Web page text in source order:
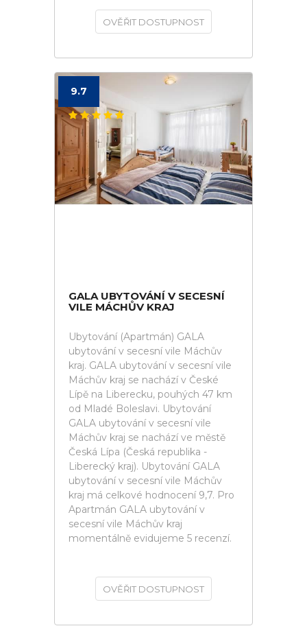
OVĚŘIT DOSTUPNOST
9.7
GALA UBYTOVÁNÍ V SECESNÍ
VILE MÁCHŮV KRAJ
Ubytování (Apartmán) GALA
ubytování v secesní vile Máchův
kraj. GALA ubytování v secesní vile
Máchův kraj se nachází v České
Lípě na Liberecku, pouhých 47 km
od Mladé Boleslavi. Ubytování
GALA ubytování v secesní vile
Máchův kraj se nachází ve městě
Česká Lípa (Česká republika -
Liberecký kraj). Ubytování GALA
ubytování v secesní vile Máchův
kraj má celkové hodnocení 9,7. Pro
Apartmán GALA ubytování v
secesní vile Máchův kraj
momentálně evidujeme 5 recenzí.
OVĚŘIT DOSTUPNOST